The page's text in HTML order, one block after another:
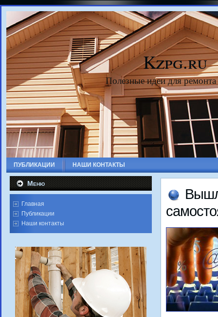
Kzpg.ru
Полезные идеи для
ПУБЛИКАЦИИ НАШИ КОНТАКТЫ
Меню
Главная
Публикации
Наши контакты